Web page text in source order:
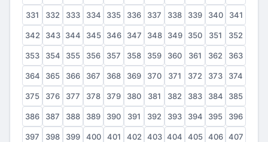
331 332 333 334 335 336 337 338 339 340 341
342 343 344 345 346 347 348 349 350 351 352
353 354 355 356 357 358 359 360 361 362 363
364 365 366 367 368 369 370 371 372 373 374
375 376 377 378 379 380 381 382 383 384 385
386 387 388 389 390 391 392 393 394 395 396
397 398 399 400 401 402 403 404 405 406 407